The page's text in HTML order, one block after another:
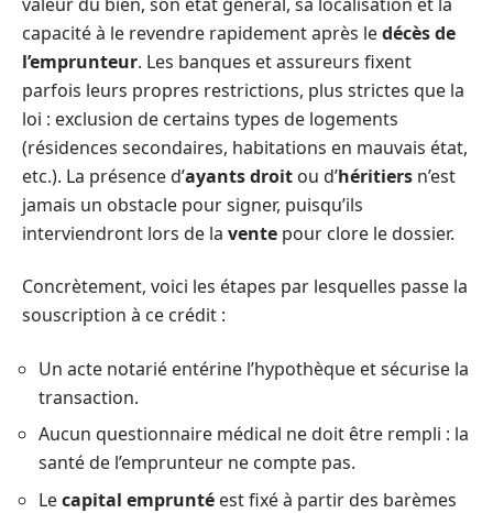
capacité à le revendre rapidement après ledécès de
l’emprunteur. Les banques et assureurs fixent
parfois leurs propres restrictions, plus strictes que la
loi : exclusion de certains types de logements
(résidences secondaires, habitations en mauvais état,
etc.). La présence d’ayants droit ou d’héritiers n’est
jamais un obstacle pour signer, puisqu’ils
interviendront lors de la vente pour clore le dossier.
Concrètement, voici les étapes par lesquelles passe la
souscription à ce crédit :
Un acte notarié entérine l’hypothèque et sécurise la
transaction.
Aucun questionnaire médical ne doit être rempli : la
santé de l’emprunteur ne compte pas.
Lecapital emprunté est fixé à partir des barèmes